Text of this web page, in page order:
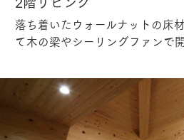
落ち着いたウォールナットの床
て木の梁やシーリングファンで